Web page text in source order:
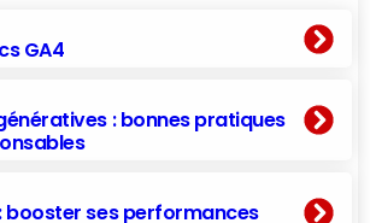
GA4
: bonnes pratiques
booster ses performances